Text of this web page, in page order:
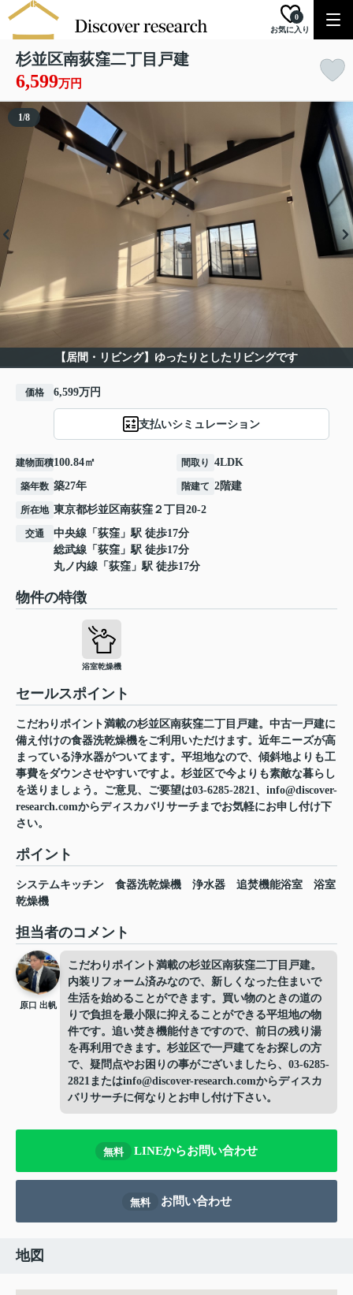
お気に入り
0
杉並区南荻窪二丁目戸建
6,599万円
【居間・リビング】ゆったりとしたリビングです
1/8
価格 6,599万円
支払いシミュレーション
建物面積100.84㎡ 間取り 4LDK
築年数 築27年 階建て 2階建
所在地 東京都杉並区南荻窪 ２丁目20-2
交通 中央線 「 荻窪 」駅 徒歩17分
総武線 「 荻窪 」駅 徒歩17分
丸ノ内線 「 荻窪 」駅 徒歩17分
物件の特徴
浴室乾燥機
セールスポイント
こだわりポイント満載の杉並区南荻窪二丁目戸建。中古一戸建に
備え付けの食器洗乾燥機をご利用いただけます。近年ニーズが高
まっている浄水器がついてます。平坦地なので、傾斜地よりも工
事費をダウンさせやすいですよ。杉並区で今よりも素敵な暮らし
を送りましょう。ご意見、ご要望は03-6285-2821、info@discover-
research.comからディスカバリサーチまでお気軽にお申し付け下
さい。
ポイント
システムキッチン 食器洗乾燥機 浄水器 追焚機能浴室
浴室
乾燥機
担当者のコメント
原口 出帆
こだわりポイント満載の杉並区南荻窪二丁目戸建。
内装リフォーム済みなので、新しくなった住まいで
生活を始めることができます。買い物のときの道の
りで負担を最小限に抑えることができる平坦地の物
件です。追い焚き機能付きですので、前日の残り湯
を再利用できます。杉並区で一戸建てをお探しの方
で、疑問点やお困りの事がございましたら、03-6285-
2821またはinfo@discover-research.comからディスカ
バリサーチに何なりとお申し付け下さい。
無料 LINEからお問い合わせ
無料 お問い合わせ
地図